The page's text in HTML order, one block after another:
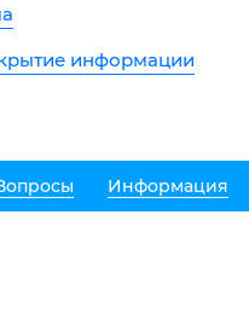
информации
Информация